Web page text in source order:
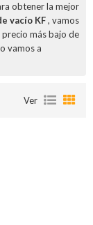
obtener la mejor
vacío KF, vamos
más bajo de
vamos a
Ver